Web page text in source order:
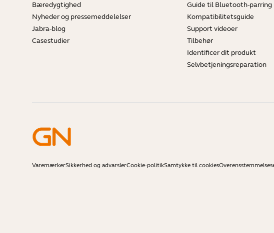
Bæredygtighed
Nyheder og pressemeddelelser
Jabra-blog
Casestudier
Guide til Bluetooth-parring
Kompatibilitetsguide
Support videoer
Tilbehør
Identificer dit produkt
Selvbetjeningsreparation
VaremærkerSikkerhed og advarslerCookie-politikSamtykke til cookies